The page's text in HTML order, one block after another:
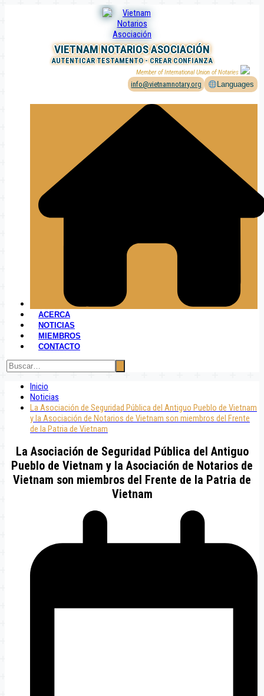
VIETNAM NOTARIOS ASOCIACIÓN
AUTENTICAR TESTAMENTO - CREAR CONFIANZA
Member of International Union of Notaries
info@vietnamnotary.org Languages
ACERCA
NOTICIAS
MIEMBROS
CONTACTO
Inicio
Noticias
La Asociación de Seguridad Pública del Antiguo Pueblo de Vietnam
y la Asociación de Notarios de Vietnam son miembros del Frente
de la Patria de Vietnam
La Asociación de Seguridad Pública del Antiguo
Pueblo de Vietnam y la Asociación de Notarios de
Vietnam son miembros del Frente de la Patria de
Vietnam